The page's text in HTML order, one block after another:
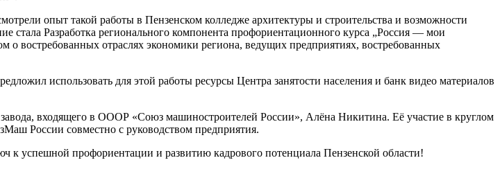
опыт такой работы в Пензенском колледже архитектуры и строительства и возможности
Разработка регионального компонента профориентационного курса „Россия — мои
о востребованных отраслях экономики региона, ведущих предприятиях, востребованных
использовать для этой работы ресурсы Центра занятости населения и банк видео материалов
входящего в ОООР «Союз машиностроителей России», Алёна Никитина. Её участие в круглом
России совместно с руководством предприятия.
к успешной профориентации и развитию кадрового потенциала Пензенской области!